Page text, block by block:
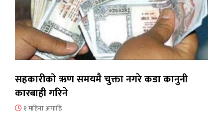
सहकारीको ऋण समयमै चुक्ता नगरे कडा कानुनी
कारबाही गरिने
१ महिना अगाडि